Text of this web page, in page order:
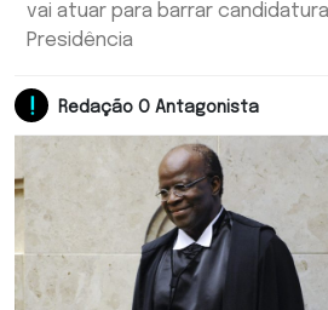
vai atuar para barrar
Presidência
Redação O Antagonista